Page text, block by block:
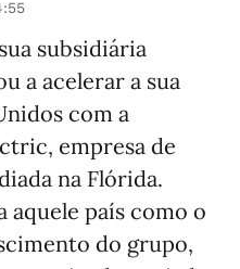
subsidiária
a acelerar a sua
com a
empresa de
na Flórida.
aquele país como o
do grupo,